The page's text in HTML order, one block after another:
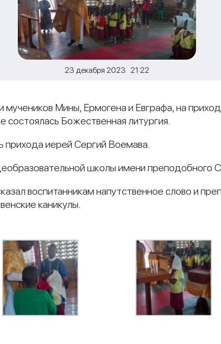
23 декабря 2023 21:22
мучеников Мины, Ермогена и Евграфа, на
Божественная литургия.
прихода иерей Сергий Воемава.
школы имени преподобного
воспитанникам напутственное слово и
каникулы.